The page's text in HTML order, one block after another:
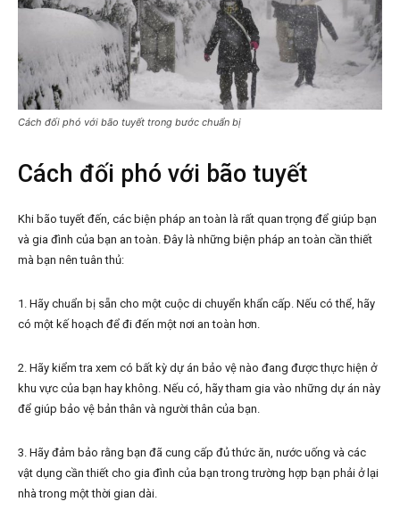
Cách đối phó với bão tuyết trong bước chuẩn bị
Cách đối phó với bão tuyết
Khi bão tuyết đến, các biện pháp an toàn là rất quan trọng để giúp bạn
và gia đình của bạn an toàn. Đây là những biện pháp an toàn cần thiết
mà bạn nên tuân thủ:
1. Hãy chuẩn bị sẵn cho một cuộc di chuyển khẩn cấp. Nếu có thể, hãy
có một kế hoạch để đi đến một nơi an toàn hơn.
2. Hãy kiểm tra xem có bất kỳ dự án bảo vệ nào đang được thực hiện ở
khu vực của bạn hay không. Nếu có, hãy tham gia vào những dự án này
để giúp bảo vệ bản thân và người thân của bạn.
3. Hãy đảm bảo rằng bạn đã cung cấp đủ thức ăn, nước uống và các
vật dụng cần thiết cho gia đình của bạn trong trường hợp bạn phải ở lại
nhà trong một thời gian dài.